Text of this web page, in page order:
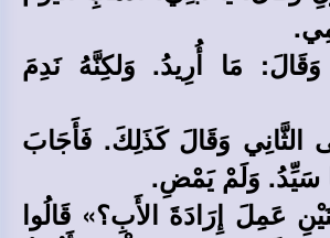
مَا أُرِيدُ. وَلكِنَّهُ نَدِمَ
الثَّانِي وَقَالَ كَذَلِكَ. فَأَجَابَ
سَيِّدُ. وَلَمْ يَمْضِ.
عَمِلَ إِرَادَةَ الأَبِ؟» قَالُوا